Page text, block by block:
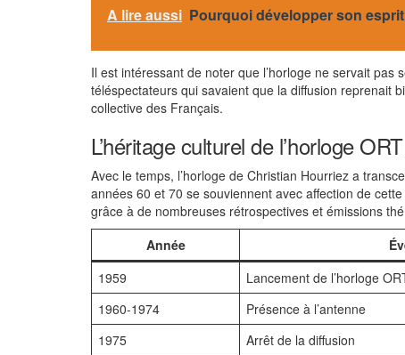
A lire aussi Pourquoi développer son
Il est intéressant de noter que l’horloge ne servait
téléspectateurs qui savaient que la diffusion reprenait
collective des Français.
L’héritage culturel de l’horloge
Avec le temps, l’horloge de Christian Hourriez a
années 60 et 70 se souviennent avec affection de
grâce à de nombreuses rétrospectives et émissions
Année
1959
Lancement de l’horloge
1960-1974
Présence à l’antenne
1975
Arrêt de la diffusion